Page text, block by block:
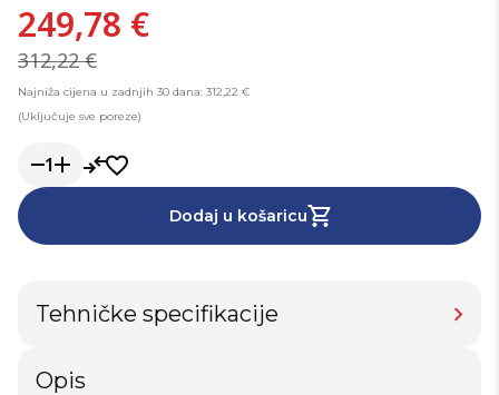
249,78 €
312,22 €
Najniža cijena u zadnjih 30 dana: 312,22 €
(Uključuje sve poreze)
1
Dodaj u košaricu
Tehničke specifikacije
Opis